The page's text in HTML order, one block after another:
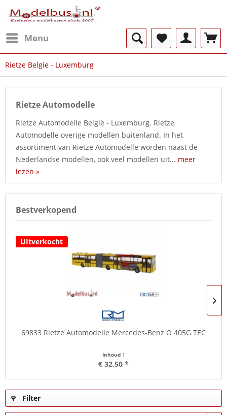
Menu
Rietze Belgie - Luxemburg
Rietze Automodelle
Rietze Automodelle België - Luxemburg. Rietze
Automodelle overige modellen buitenland. In het
assortiment van Rietze Automodelle worden naast de
Nederlandse modellen, ook veel modellen uit... meer
lezen »
Bestverkopend
UItverkocht
69833 Rietze Automodelle Mercedes-Benz O 405G TEC
Inhoud 1
€ 32,50 *
Filter